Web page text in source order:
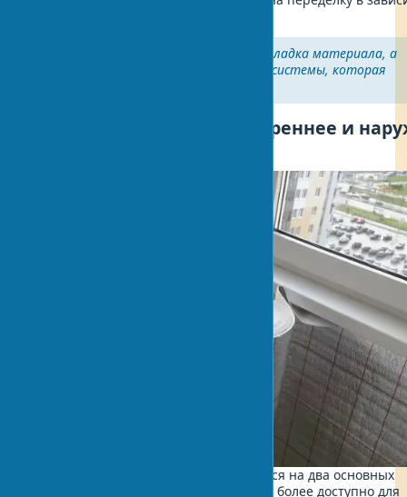
Утепление - это не просто укладка материала, а
создание энергоэффективной системы, которая
Методы утепления: внутреннее и
Технология утепления балкона делится на два основных
направления. Внутреннее утепление более доступно для